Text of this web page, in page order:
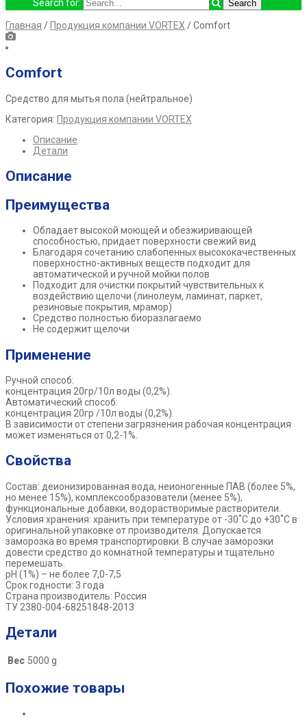
Search for:
Главная / Продукция компании VORTEX / Comfort
Comfort
Средство для мытья пола (нейтральное)
Категория: Продукция компании VORTEX
Описание
Детали
Описание
Преимущества
Обладает высокой моющей и обезжиривающей
способностью, придает поверхности свежий вид
Благодаря сочетанию слабопенных высококачественных
поверхностно-активных веществ подходит для
автоматической и ручной мойки полов
Подходит для очистки покрытий чувствительных к
воздействию щелочи (линолеум, ламинат, паркет,
резиновые покрытия, мрамор)
Средство полностью биоразлагаемо
Не содержит щелочи
Применение
Ручной способ:
концентрация 20гр/10л воды (0,2%).
Автоматический способ:
концентрация 20гр /10л воды (0,2%).
В зависимости от степени загрязнения рабочая концентрация
может изменяться от 0,2-1%.
Свойства
Состав: деионизированная вода, неионогенные ПАВ (более 5%,
но менее 15%), комплексообразователи (менее 5%),
функциональные добавки, водорастворимые растворители.
Условия хранения: хранить при температуре от -30˚С до +30˚С в
оригинальной упаковке от производителя. Допускается
заморозка во время транспортировки. В случае заморозки
довести средство до комнатной температуры и тщательно
перемешать.
рН (1%) – не более 7,0-7,5
Срок годности: 3 года
Страна производитель: Россия
ТУ 2380-004-68251848-2013
Детали
Вес 5000 g
Похожие товары